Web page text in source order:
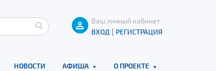
Ваш личный кабинет
ВХОД | РЕГИСТРАЦИЯ
НОВОСТИ АФИША О ПРОЕКТЕ